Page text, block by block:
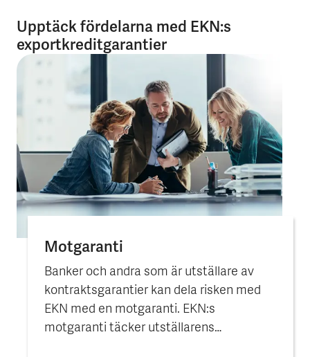
Upptäck fördelarna med EKN:s
exportkreditgarantier
Motgaranti
Banker och andra som är utställare av
kontraktsgarantier kan dela risken med
EKN med en motgaranti. EKN:s
motgaranti täcker utställarens